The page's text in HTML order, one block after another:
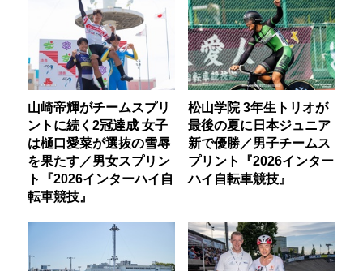
山崎帝輝がチームスプリ
ントに続く2冠達成 女子
は樋口愛菜が選抜の雪辱
を果たす／男女スプリン
ト『2026インターハイ自
転車競技』
松山学院 3年生トリオが
最後の夏に日本ジュニア
新で優勝／男子チームス
プリント『2026インター
ハイ自転車競技』